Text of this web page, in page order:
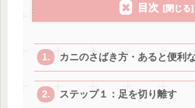
目次
カニのさばき方・あると便利
ステップ１：足を切り離す